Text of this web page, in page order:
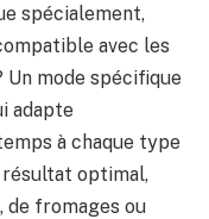
spécialement,
avec les
mode spécifique
adapte
à chaque type
résultat optimal,
de fromages ou